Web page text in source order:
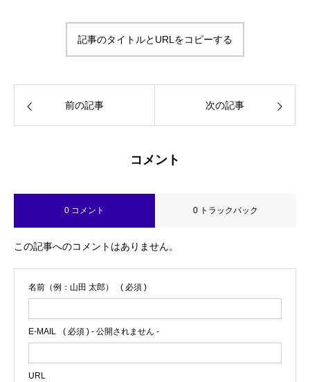
イター メンタル士心理カウンセラー・ア
ンガーカウンセラー 漢検2級・図書館司
書・HSS型HSP気質・INFJ-T-O-C（外殻
記事のタイトルとURLをコピーする
前の記事 次の記事
コメント
0 コメント 0 トラックバック
この記事へのコメントはありません。
名前（例：山田 太郎） ( 必須 )
E-MAIL ( 必須 ) - 公開されません -
URL